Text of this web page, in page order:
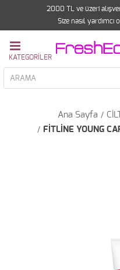
2000 TL ve üzeri
Size nasıl yardımcı
Ana Sayfa
FİTLİNE YOUNG